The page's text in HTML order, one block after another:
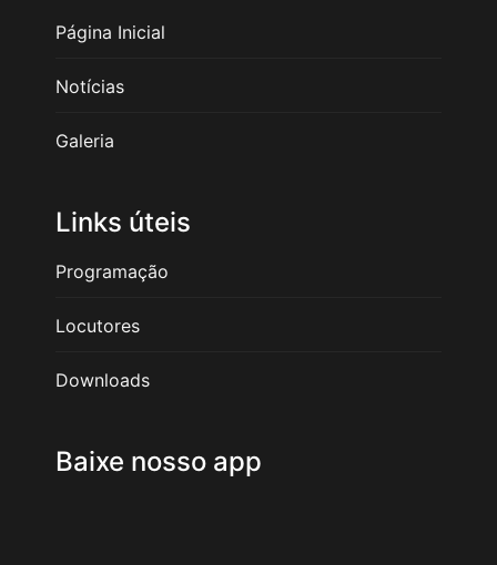
Página Inicial
Notícias
Galeria
Links úteis
Programação
Locutores
Downloads
Baixe nosso app